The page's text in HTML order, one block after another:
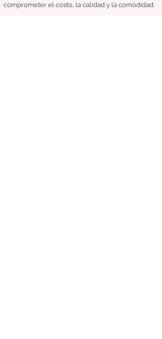
comprometer el costo, la calidad y la comodidad.